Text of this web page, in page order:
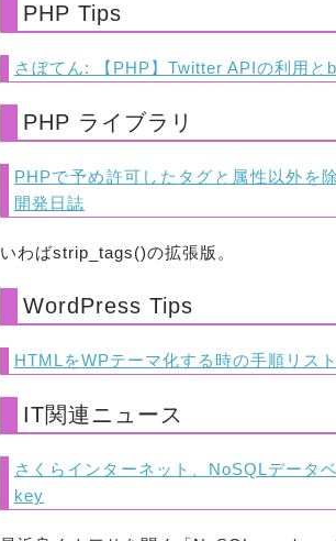
PHP Tips
さぼてん: 【PHP】Twitter APIの利用と
PHP ライブラリ
PHPで予め許可したタグと属性以外を
開発日誌
いわばstrip_tags()の拡張版。
WordPress Tips
HTMLをWPテーマ化する時の手順リス
IT関連ニュース
さくらインターネット、NoSQLデータ
key